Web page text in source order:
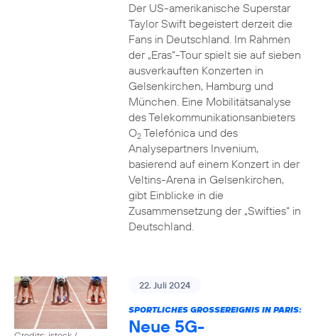
Der US-amerikanische Superstar
Taylor Swift begeistert derzeit die
Fans in Deutschland. Im Rahmen
der „Eras“-Tour spielt sie auf sieben
ausverkauften Konzerten in
Gelsenkirchen, Hamburg und
München. Eine Mobilitätsanalyse
des Telekommunikationsanbieters
O2Telefónica und des
Analysepartners Invenium,
basierend auf einem Konzert in der
Veltins-Arena in Gelsenkirchen,
gibt Einblicke in die
Zusammensetzung der „Swifties“ in
Deutschland.
22. Juli 2024
SPORTLICHES GROSSEREIGNIS IN PARIS:
Neue 5G-